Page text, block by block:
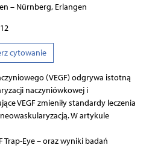
– Nürnberg, Erlangen
cytowanie
(VEGF) odgrywa istotną
naczyniówkowej i
VEGF zmieniły standardy leczenia
W artykule
Trap-Eye – oraz wyniki badań